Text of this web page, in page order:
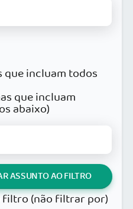
que incluam todos
que incluam
abaixo)
ASSUNTO AO FILTRO
filtro (não filtrar por)